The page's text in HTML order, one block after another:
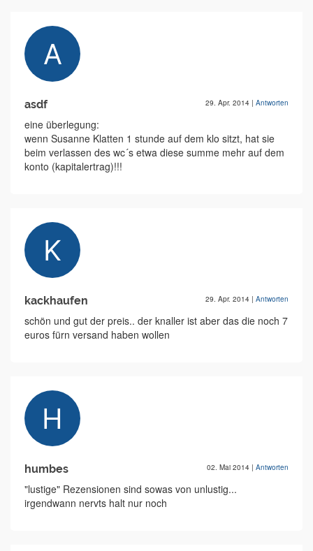
asdf 29. Apr. 2014 | Antworten
eine überlegung:
wenn Susanne Klatten 1 stunde auf dem klo sitzt, hat sie
beim verlassen des wc´s etwa diese summe mehr auf dem
konto (kapitalertrag)!!!
kackhaufen 29. Apr. 2014 | Antworten
schön und gut der preis.. der knaller ist aber das die noch 7
euros fürn versand haben wollen
humbes 02. Mai 2014 | Antworten
"lustige" Rezensionen sind sowas von unlustig...
irgendwann nervts halt nur noch